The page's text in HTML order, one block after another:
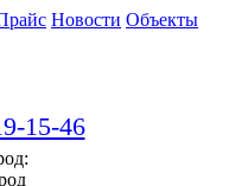
Новости Объекты
15-46